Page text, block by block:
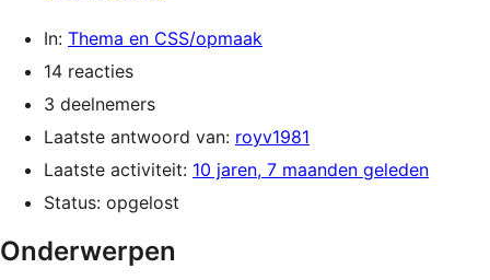
In: Thema en CSS/opmaak
14 reacties
3 deelnemers
Laatste antwoord van: royv1981
Laatste activiteit: 10 jaren, 7 maanden geleden
Status: opgelost
Onderwerpen